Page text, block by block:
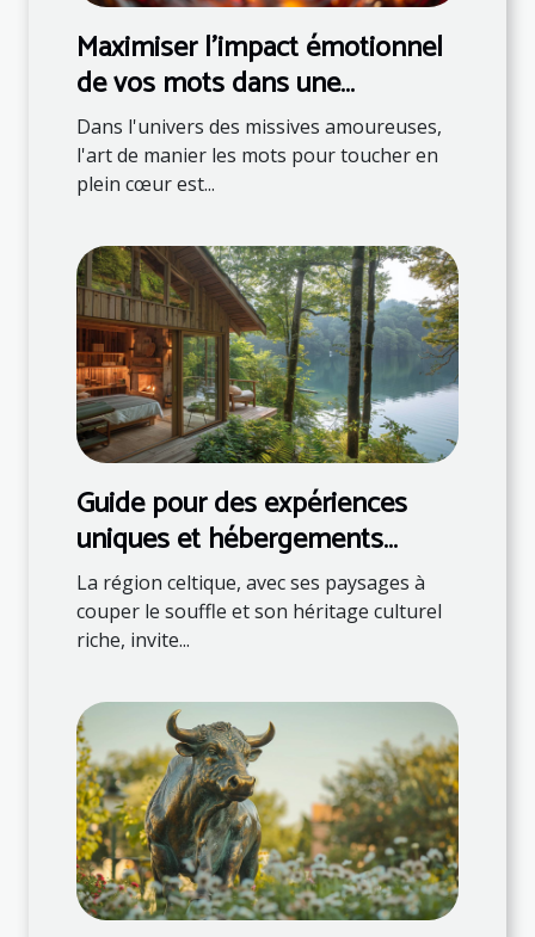
Maximiser l'impact émotionnel
de vos mots dans une
correspondance romantique
Dans l'univers des missives amoureuses,
l'art de manier les mots pour toucher en
plein cœur est...
Guide pour des expériences
uniques et hébergements
naturels en région celtique
La région celtique, avec ses paysages à
couper le souffle et son héritage culturel
riche, invite...